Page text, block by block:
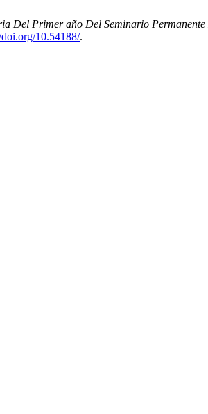
Del Primer año Del Seminario
10.54188/.